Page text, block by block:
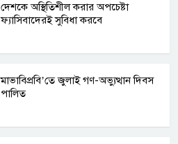
দেশকে অস্থিতিশীল করার অপচেষ্টা
ফ্যাসিবাদেরই সুবিধা করবে
মাভাবিপ্রবি’তে জুলাই গণ-অভ্যুত্থান দিবস
পালিত